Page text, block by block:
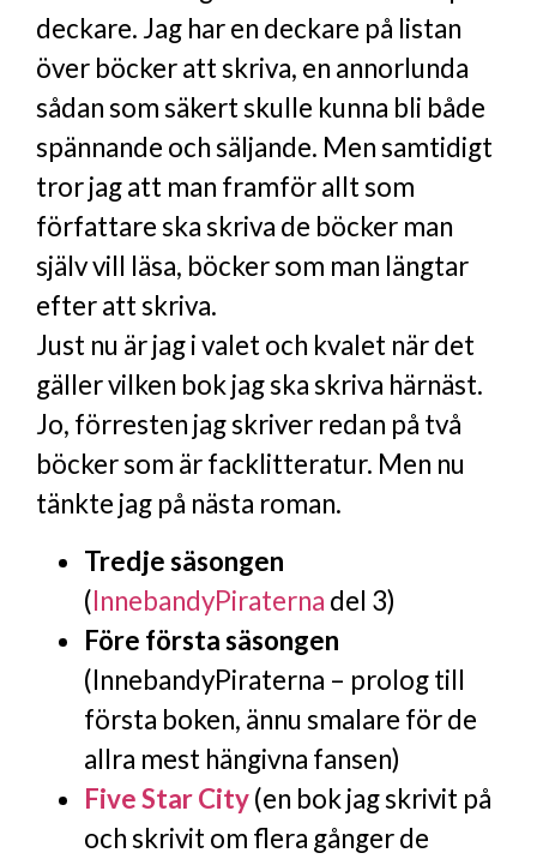
deckare. Jag har en deckare på listan
över böcker att skriva, en annorlunda
sådan som säkert skulle kunna bli både
spännande och säljande. Men samtidigt
tror jag att man framför allt som
författare ska skriva de böcker man
själv vill läsa, böcker som man längtar
efter att skriva.
Just nu är jag i valet och kvalet när det
gäller vilken bok jag ska skriva härnäst.
Jo, förresten jag skriver redan på två
böcker som är facklitteratur. Men nu
tänkte jag på nästa roman.
Tredje säsongen
(InnebandyPiraterna del 3)
Före första säsongen
(InnebandyPiraterna – prolog till
första boken, ännu smalare för de
allra mest hängivna fansen)
Five Star City(en bok jag skrivit på
och skrivit om flera gånger de